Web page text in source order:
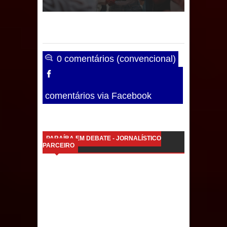
de 200 lideranças em apoio à pré-
serviços do SUS
MULUNGU: Servidora revela
0 comentários (convencional)
comentários via Facebook
PARAÍBA EM DEBATE - JORNALÍSTICO
PARCEIRO